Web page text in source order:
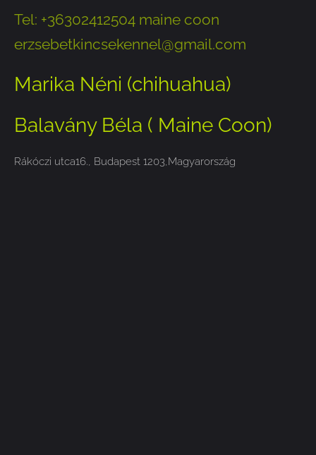
Tel: +36302412504 maine coon
erzsebetkincsekennel@gmail.com
Marika Néni (chihuahua)
Balavány Béla ( Maine Coon)
Rákóczi utca16., Budapest 1203,Magyarország